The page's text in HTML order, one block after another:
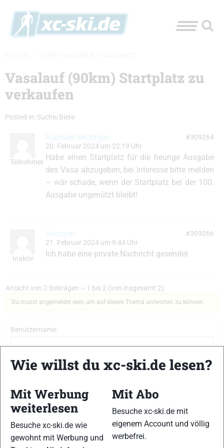
Vasalauf (90km) Startplatz zu
verkaufen
Posted in: Suche/Biete
Teilnehmer
Raphael Bechtiger
20. Februar 2024 um 22:19 Uhr
#309264
Habe einen Startplatz für die heurige Ausgabe
des Vasa abzugeben, bei Interesse bitte melden
– wär schade, wenn der Startplatz bei der 100.
Ausgabe ungenützt bleibt!
Inaktiv
Anonym
21. Februar 2024 um 9:44 Uhr
#309266
Ich habe eine private Nachricht gesendet
Ansicht von 2 Beiträgen – 1 bis 2 (von insgesamt 2)
Du musst angemeldet sein, um auf dieses Thema antworten zu können.
Benutzername:
Passwort:
Angemeldet bleiben
Anmelden
Wie willst du xc-ski.de lesen?
Mit Werbung
weiterlesen
Besuche xc-ski.de wie
gewohnt mit Werbung und
Mit Abo
Besuche xc-ski.de mit
eigenem Account und völlig
werbefrei.